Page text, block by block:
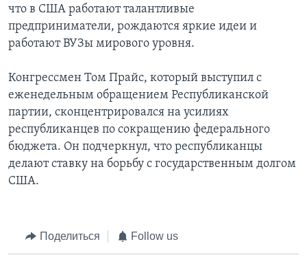
что в США работают талантливые
предприниматели, рождаются яркие идеи и
работают ВУЗы мирового уровня.
Конгрессмен Том Прайс, который выступил с
еженедельным обращением Республиканской
партии, сконцентрировался на усилиях
республиканцев по сокращению федерального
бюджета. Он подчеркнул, что республиканцы
делают ставку на борьбу с государственным долгом
США.
Поделиться Follow us